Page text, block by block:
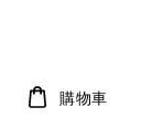
購物車